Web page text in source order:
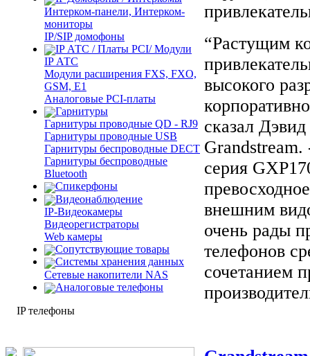
Интерком-панели, Интерком-
мониторы
IP/SIP домофоны
IP АТС / Платы PCI/ Модули
IP АТС
Модули расширения FXS, FXO,
GSM, E1
Аналоговые PCI-платы
Гарнитуры
Гарнитуры проводные QD - RJ9
Гарнитуры проводные USB
Гарнитуры беспроводные DECT
Гарнитуры беспроводные
Bluetooth
Спикерфоны
Видеонаблюдение
IP-Видеокамеры
Видеорегистраторы
Web камеры
Сопутствующие товары
Cистемы хранения данных
Сетевые накопители NAS
Аналоговые телефоны
IP телефоны
“Растущим
высокого
сказал
серия
внешним
очень рады
телефонов
сочетанием